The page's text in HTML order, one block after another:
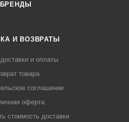
БРЕНДЫ
И ВОЗВРАТЫ
и оплаты
товара
соглашение
оферта
стоимость доставки